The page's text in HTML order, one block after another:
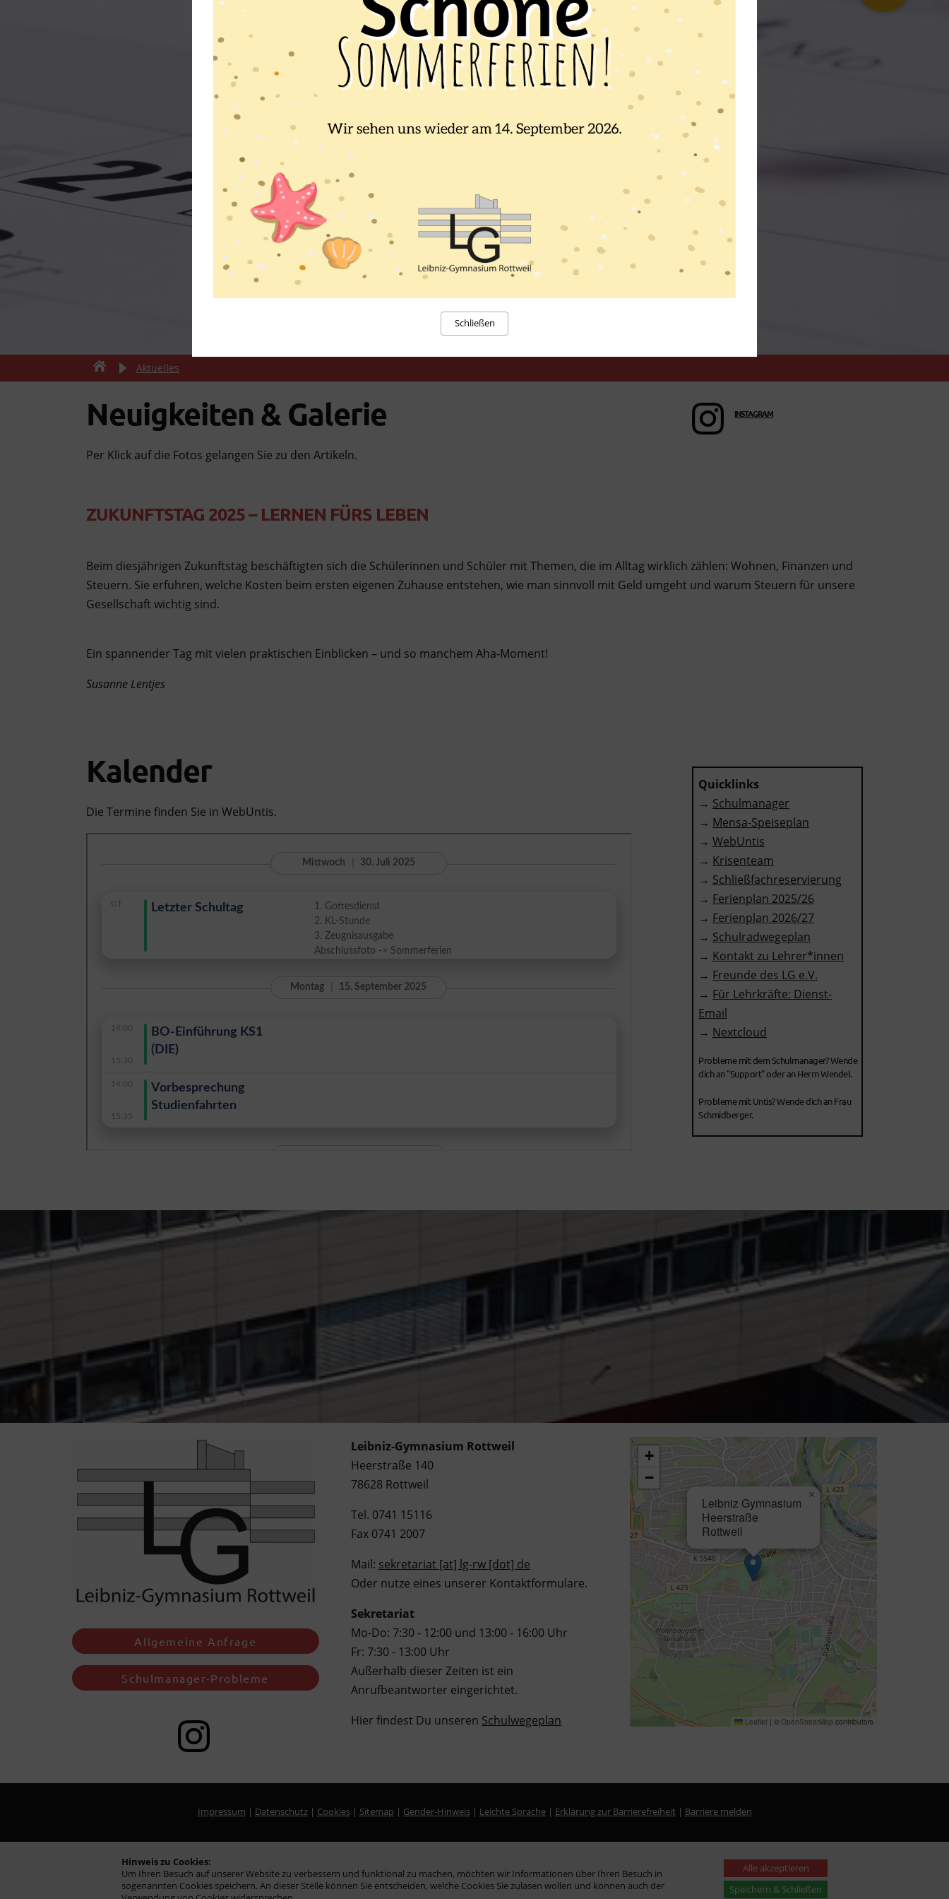
Alle akzeptieren
Speichern & Schließen
Hinweis zu Cookies:
Um Ihren Besuch auf unserer Website zu verbessern und funktional zu machen, möchten wir Informationen über Ihren Besuch in
sogenannten Cookies speichern. An dieser Stelle können Sie entscheiden, welche Cookies Sie zulasen wollen und können auch der
Aktuelles
Neuigkeiten & Galerie
Per Klick auf die Fotos gelangen Sie zu den Artikeln.
INSTAGRAM
ZUKUNFTSTAG 2025 – LERNEN FÜRS LEBEN
Beim diesjährigen Zukunftstag beschäftigten sich die Schülerinnen und Schüler mit Themen, die im Alltag wirklich zählen: Wohnen, Finanzen und
Steuern. Sie erfuhren, welche Kosten beim ersten eigenen Zuhause entstehen, wie man sinnvoll mit Geld umgeht und warum Steuern für unsere
Gesellschaft wichtig sind.
Ein spannender Tag mit vielen praktischen Einblicken – und so manchem Aha-Moment!
Susanne Lentjes
Kalender
Die Termine finden Sie in WebUntis.
Quicklinks
→ Schulmanager
→ Mensa-Speiseplan
→ WebUntis
→ Krisenteam
→ Schließfachreservierung
→ Ferienplan 2025/26
→ Ferienplan 2026/27
→ Schulradwegeplan
→ Kontakt zu Lehrer*innen
→ Freunde des LG e.V.
→ Für Lehrkräfte: Dienst-
Email
→ Nextcloud
Probleme mit dem Schulmanager? Wende
dich an "Support" oder an Herrn Wendel.
Probleme mit Untis? Wende dich an Frau
Schmidberger.
Allgemeine Anfrage
Schulmanager-Probleme
Leibniz-Gymnasium Rottweil
Heerstraße 140
78628 Rottweil
Tel. 0741 15116
Fax 0741 2007
Mail: sekretariat [at] lg-rw [dot] de
Oder nutze eines unserer Kontaktformulare.
Sekretariat
Mo-Do: 7:30 - 12:00 und 13:00 - 16:00 Uhr
Fr: 7:30 - 13:00 Uhr
Außerhalb dieser Zeiten ist ein
Anrufbeantworter eingerichtet.
Hier findest Du unseren Schulwegeplan
Leibniz Gymnasium
Heerstraße
Rottweil
×
+
−
Leaflet | © OpenStreetMap contributors
Impressum | Datenschutz| Cookies| Sitemap | Gender-Hinweis| Leichte Sprache| Erklärung zur Barrierefreiheit | Barriere melden
Schließen